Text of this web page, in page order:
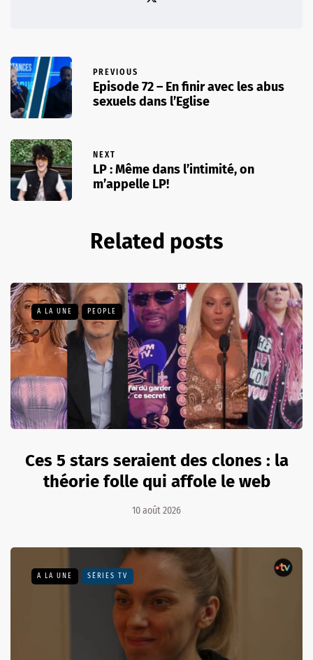
PREVIOUS
Episode 72 – En finir avec les abus
sexuels dans l’Eglise
NEXT
LP : Même dans l’intimité, on
m’appelle LP!
Related posts
A LA UNE PEOPLE
Ces 5 stars seraient des clones : la
théorie folle qui affole le web
10 août 2026
A LA UNE SÉRIES TV